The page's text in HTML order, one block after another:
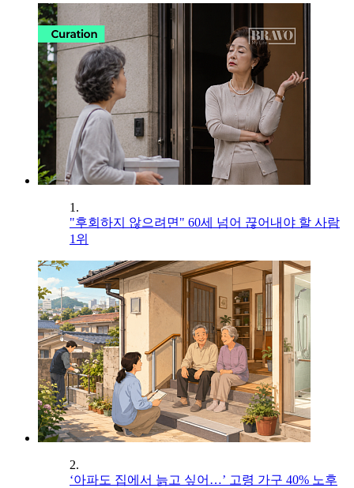
1.
"후회하지 않으려면" 60세 넘어 끊어내야 할 사람
1위
2.
‘아파도 집에서 늙고 싶어…’ 고령 가구 40% 노후